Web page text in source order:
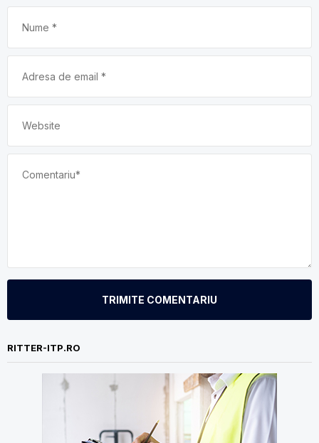
TRIMITE COMENTARIU
RITTER-ITP.RO